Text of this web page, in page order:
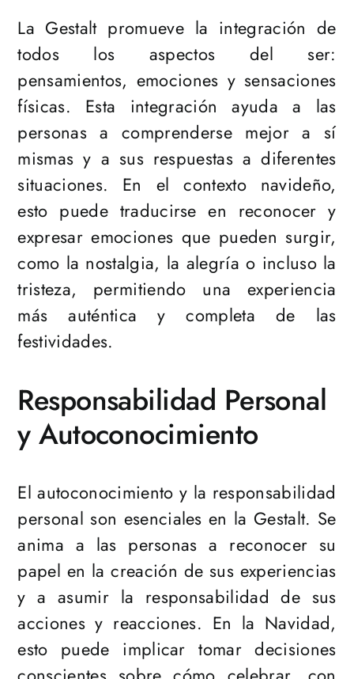
La Gestalt promueve la integración de
todos los aspectos del ser:
pensamientos, emociones y sensaciones
físicas. Esta integración ayuda a las
personas a comprenderse mejor a sí
mismas y a sus respuestas a diferentes
situaciones. En el contexto navideño,
esto puede traducirse en reconocer y
expresar emociones que pueden surgir,
como la nostalgia, la alegría o incluso la
tristeza, permitiendo una experiencia
más auténtica y completa de las
festividades.
Responsabilidad Personal
y Autoconocimiento
El autoconocimiento y la responsabilidad
personal son esenciales en la Gestalt. Se
anima a las personas a reconocer su
papel en la creación de sus experiencias
y a asumir la responsabilidad de sus
acciones y reacciones. En la Navidad,
esto puede implicar tomar decisiones